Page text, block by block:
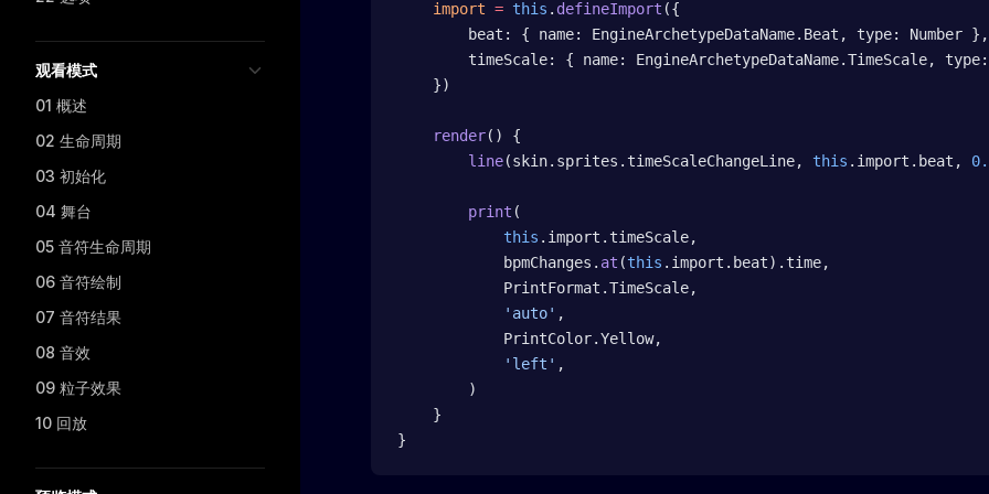
观看模式
01 概述
02 生命周期
03 初始化
04 舞台
05 音符生命周期
06 音符绘制
07 音符结果
08 音效
09 粒子效果
10 回放
    import
= this . defineImport ({
        beat: { name: EngineArchetypeDataName.Beat, type: Number },
timeScale: { name: EngineArchetypeDataName.TimeScale,
    })
    render
() {
        line
(skin.sprites.timeScaleChangeLine, this .import.beat,
        print
(
            this
.import.timeScale,
            bpmChanges.
at (this .import.beat).time,
            PrintFormat.TimeScale,
            'auto'
,
            PrintColor.Yellow,
            'left'
,
        )
    }
}